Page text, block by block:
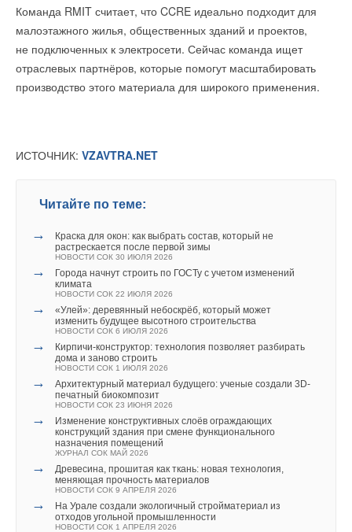
Команда RMIT считает, что CCRE идеально подходит для
малоэтажного жилья, общественных зданий и проектов,
не подключенных к электросети. Сейчас команда ищет
отраслевых партнёров, которые помогут масштабировать
производство этого материала для широкого применения.
ИСТОЧНИК: VZAVTRA.NET
Читайте по теме:
→
Краска для окон: как выбрать состав, который не
растрескается после первой зимы
НОВОСТИ СОК 30 ИЮЛЯ 2026
→
Города начнут строить по ГОСТу с учетом изменений
климата
НОВОСТИ СОК 22 ИЮЛЯ 2026
→
«Улей»: деревянный небоскрёб, который может
изменить будущее высотного строительства
НОВОСТИ СОК 6 ИЮЛЯ 2026
→
Кирпичи-конструктор: технология позволяет разбирать
дома и заново строить
НОВОСТИ СОК 1 ИЮЛЯ 2026
→
Архитектурный материал будущего: ученые создали 3D-
печатный биокомпозит
НОВОСТИ СОК 23 ИЮНЯ 2026
→
Изменение конструктивных слоёв ограждающих
конструкций здания при смене функционального
назначения помещений
ЖУРНАЛ СОК МАЙ 2026
→
Древесина, прошитая как ткань: новая технология,
меняющая прочность материалов
НОВОСТИ СОК 9 АПРЕЛЯ 2026
→
На Урале создали экологичный стройматериал из
отходов угольной промышленности
НОВОСТИ СОК 1 АПРЕЛЯ 2026
Уведомления отключены
В этой теме еще нет комментариев
Добавить комментарий
Ваше имя *
Ваш E-mail *
Текст комментария
Читайте по теме:
→
трансформацию строительной отрасли
→ Первый в России онлайн-курс по ТИМ в реставрации
Заявите о себе на главном форуме «Нанософт» – СИЛА
ПЛАТФОРМЫ
в области цифровизации стандартов проектирования
НОВОСТИ СОК 13 ИЮЛЯ 2023
инновационные разработки компании «Нанософт»
НОВОСТИ СОК 9 ИЮНЯ 2023
Революция в стандартах ЕСИМ
ЖУРНАЛ СОК ОКТЯБРЬ 2022
Выход технического обновления nanoCAD ВК 6.0
НОВОСТИ СОК 13 ФЕВРАЛЯ 2015
→ Обновление программы nanoCAD Механика 5.4
НОВОСТИ СОК 8 СЕНТЯБРЯ 2014
НОВОСТИ СОК 14 МАЯ 2014
Комментарии
В этой теме еще нет комментариев
Ваш E-mail *